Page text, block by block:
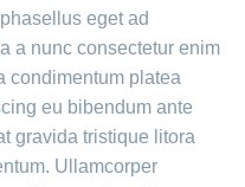
eget ad
a nunc consectetur enim
condimentum platea
eu bibendum ante
gravida tristique litora
Ullamcorper